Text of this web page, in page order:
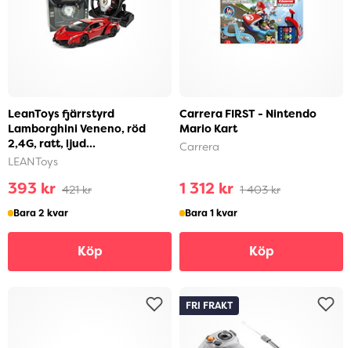
LeanToys fjärrstyrd
Lamborghini Veneno, röd
2,4G, ratt, ljud...
LEANToys
393 kr 421 kr
Bara 2 kvar
Köp
Carrera FIRST - Nintendo
Mario Kart
Carrera
1 312 kr 1 403 kr
Bara 1 kvar
Köp
FRI FRAKT